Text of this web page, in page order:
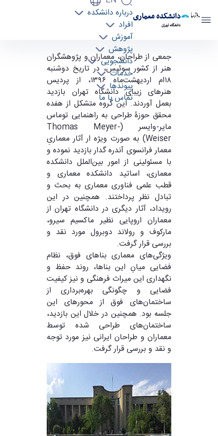
دانشکده معماری
دانشگاه تهران
درباره دانشکده
افراد
آموزش
پژوهش
دانشجویی
خدمات
پیوندها
تماس با ما
بازدید گروهی از معماران و محققان سوئیسی از
بناهای دانشگاه تهران - دانشکده معماری arch
جمعی از طراحان، معماران و پژوهشگران
هنر از کشور سوئیس، در تاریخ دوشنبه
۱۸ام اردیهشت‌ماه ۱۳۹۶، از پردیس
هنر‌های زیبای دانشگاه تهران بازدید
بعمل ‌آوردند. این گروه متشکل از هفده
محقق حوزۀ طراحی به راهنمایی توماس
مایر-وایسر (Thomas Meyer-
Weiser) به صورت ویژه ار آثار معماریِ
معمار فرانسوی آندره گدار بازدید نموده و
با مسئولینی از امور بین‌الملل دانشکده
معماری، اساتید دانشکده معماری و
قطب علمی فناوری معماری به بحث و
تبادل نظر پرداختند. همچنین در این
رویداد، آثار دیگری در دانشگاه تهران از
معماران اروپایی نظیر ماکسیم سیرو،
مارکوف و رولاند دوبرول مورد نقد و
بررسی قرار گرفت.
ویژگی‌های معماری بناهای فوق، نظام
فضایی میانِ این بناها، روند حفظ و
نگهداری این میراث فرهنگی و نیز کیفیت
فضایی و چگونگی بهره‌برداری از
ساختمان‌های فوق از محور‌های این
جلسه بود. همچنین در خلال این بازدید،
ساختمان‌های طراحی شده توسط
معماران و طراحان ایرانی نیز مورد توجه
و نقد و بررسی قرار گرفت.